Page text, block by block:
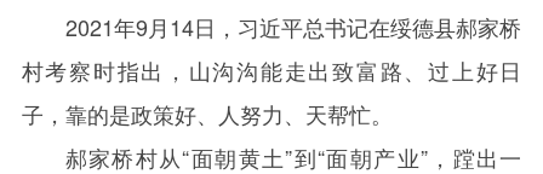
2021年9月14日，习近平总书记在绥德县郝家桥
村考察时指出，山沟沟能走出致富路、过上好日
子，靠的是政策好、人努力、天帮忙。
郝家桥村从“面朝黄土”到“面朝产业”，蹚出一